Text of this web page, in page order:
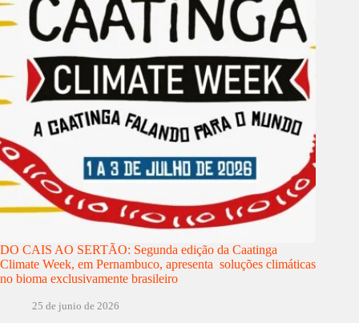
DO CAIS AO SERTÃO: Segunda edição da Caatinga
Climate Week, em Pernambuco, apresenta soluções climáticas
no bioma exclusivamente brasileiro
25 de junio de 2026